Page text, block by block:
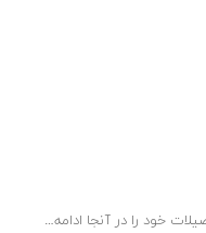
خود را در آنجا ادامه…